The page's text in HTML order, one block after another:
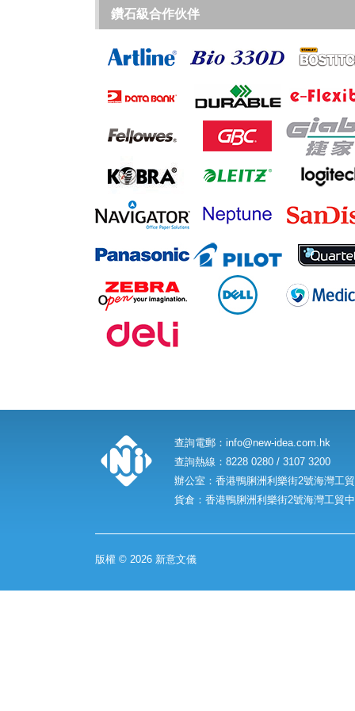
鑽石級合作伙伴
查詢電郵： info@new-idea.com.hk
查詢熱線：8228 0280 / 3107 3200
辦公室：香港鴨脷洲利樂街2號海灣工
貨倉：香港鴨脷洲利樂街2號海灣工貿
版權 © 2026 新意文儀